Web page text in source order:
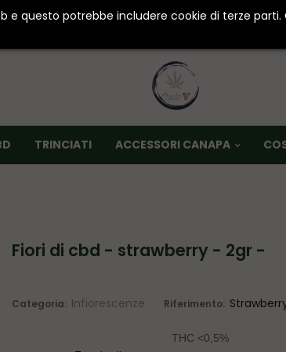
SPEDIZIONI IN 24/48 ORE • PACCO
TRINCIATI ACCESSORI CANAPA
fiori di cbd - strawberry - 2gr -
Categoria: Infiorescenze Riferimento:
THC <0,5%
e questo potrebbe includere cookie di terze